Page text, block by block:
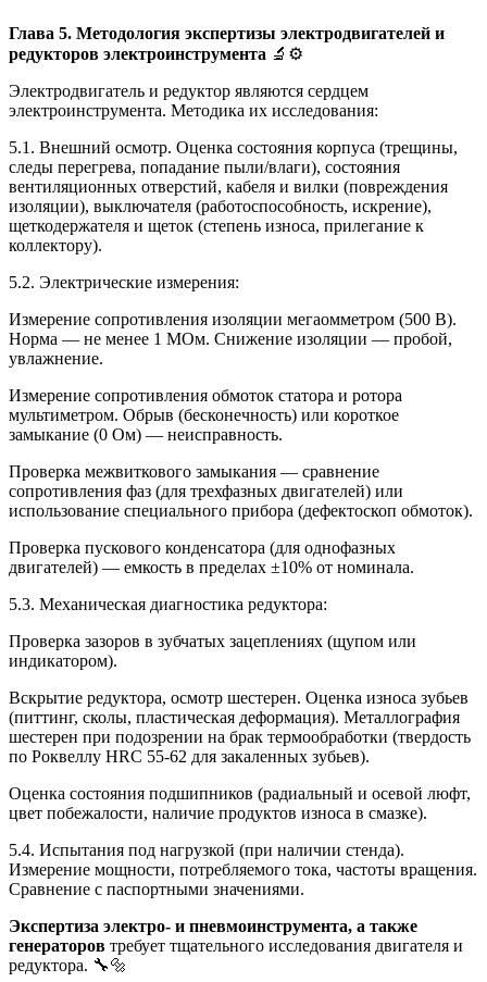
Глава 5. Методология экспертизы электродвигателей и
редукторов электроинструмента 🔬⚙️
Электродвигатель и редуктор являются сердцем
электроинструмента. Методика их исследования:
5.1. Внешний осмотр. Оценка состояния корпуса (трещины,
следы перегрева, попадание пыли/влаги), состояния
вентиляционных отверстий, кабеля и вилки (повреждения
изоляции), выключателя (работоспособность, искрение),
щеткодержателя и щеток (степень износа, прилегание к
коллектору).
5.2. Электрические измерения:
Измерение сопротивления изоляции мегаомметром (500 В).
Норма — не менее 1 МОм. Снижение изоляции — пробой,
увлажнение.
Измерение сопротивления обмоток статора и ротора
мультиметром. Обрыв (бесконечность) или короткое
замыкание (0 Ом) — неисправность.
Проверка межвиткового замыкания — сравнение
сопротивления фаз (для трехфазных двигателей) или
использование специального прибора (дефектоскоп обмоток).
Проверка пускового конденсатора (для однофазных
двигателей) — емкость в пределах ±10% от номинала.
5.3. Механическая диагностика редуктора:
Проверка зазоров в зубчатых зацеплениях (щупом или
индикатором).
Вскрытие редуктора, осмотр шестерен. Оценка износа зубьев
(питтинг, сколы, пластическая деформация). Металлография
шестерен при подозрении на брак термообработки (твердость
по Роквеллу HRC 55-62 для закаленных зубьев).
Оценка состояния подшипников (радиальный и осевой люфт,
цвет побежалости, наличие продуктов износа в смазке).
5.4. Испытания под нагрузкой (при наличии стенда).
Измерение мощности, потребляемого тока, частоты вращения.
Сравнение с паспортными значениями.
Экспертиза электро- и пневмоинструмента, а также
генераторов требует тщательного исследования двигателя и
редуктора. 🔧🔩